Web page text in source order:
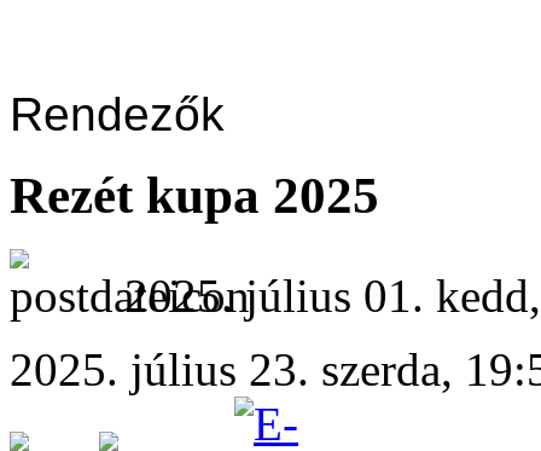
Rendezők
Rezét kupa 2025
2025. július 01.
2025. július 23. szerda,